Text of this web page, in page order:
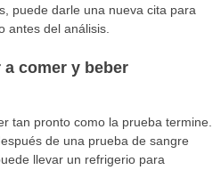
puede darle una nueva cita para
antes del análisis.
comer y beber
tan pronto como la prueba termine.
de una prueba de sangre
llevar un refrigerio para